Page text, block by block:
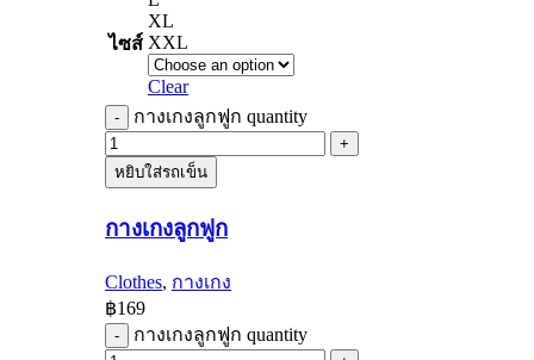
ไซส์
XL
XXL
Clear
กางเกงลูกฟูก quantity
หยิบใส่รถเข็น
กางเกงลูกฟูก
Clothes, กางเกง
฿169
กางเกงลูกฟูก quantity